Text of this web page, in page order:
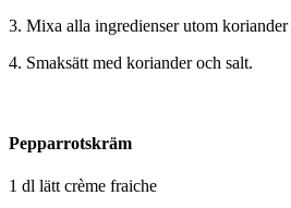
3. Mixa alla ingredienser utom koriander
4. Smaksätt med koriander och salt.
Pepparrotskräm
1 dl lätt crème fraiche